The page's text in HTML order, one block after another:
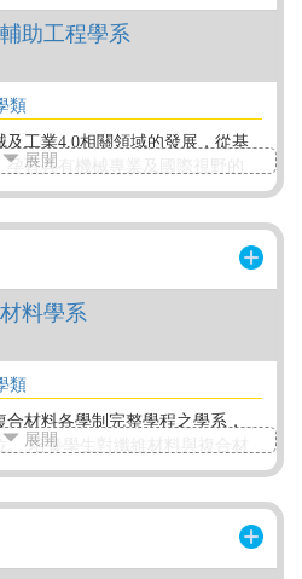
助工程學系
類
工業4.0相關領域的發展，從基
孕育具有機械專業及國際視野的
合教學，除了強化基礎學科教
。透過密切的產學合作與產業實
訊技術的下世代機械工程師，
展開
料學系
類
材料各學制完整學程之學系，
。 培養學生對纖維材料與複合材
究之能力，引領學生自我學習
。本系自創系即著重於「產業用
應客製化的加工技術開發！
展開